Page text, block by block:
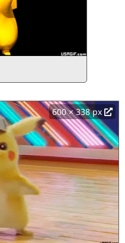
600 × 338 px